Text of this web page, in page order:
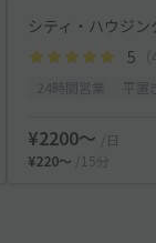
シティ・ハウジ
5
¥2200〜
/日
¥220〜
/15分